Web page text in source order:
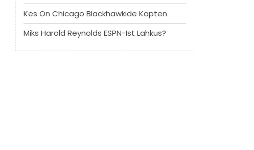
Kes On Chicago Blackhawkide Kapten
Miks Harold Reynolds ESPN-Ist Lahkus?